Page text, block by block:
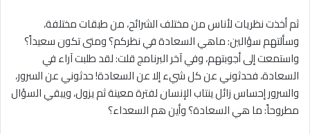
ثم أخذت نظريات لأناس من مختلف الشرائح، من طبقات مختلفة،
وسألتهم سؤالين: ماهي السعادة في نظركم؟ ومتى تكون سعيداً؟
واستمعت إلى أجوبتهم، وفي آخر البرنامج قلت: لقد طلبت آراء في
السعادة، فحدثوني عن كل شيء إلا عن السعادة! حدثوني عن السرور،
والسرور إحساس زائل ينتاب الإنسان لفترة معينة ثم يزول، ويبقي السؤال
مطروحاً: ما هي السعادة؟ وأين هم السعداء؟